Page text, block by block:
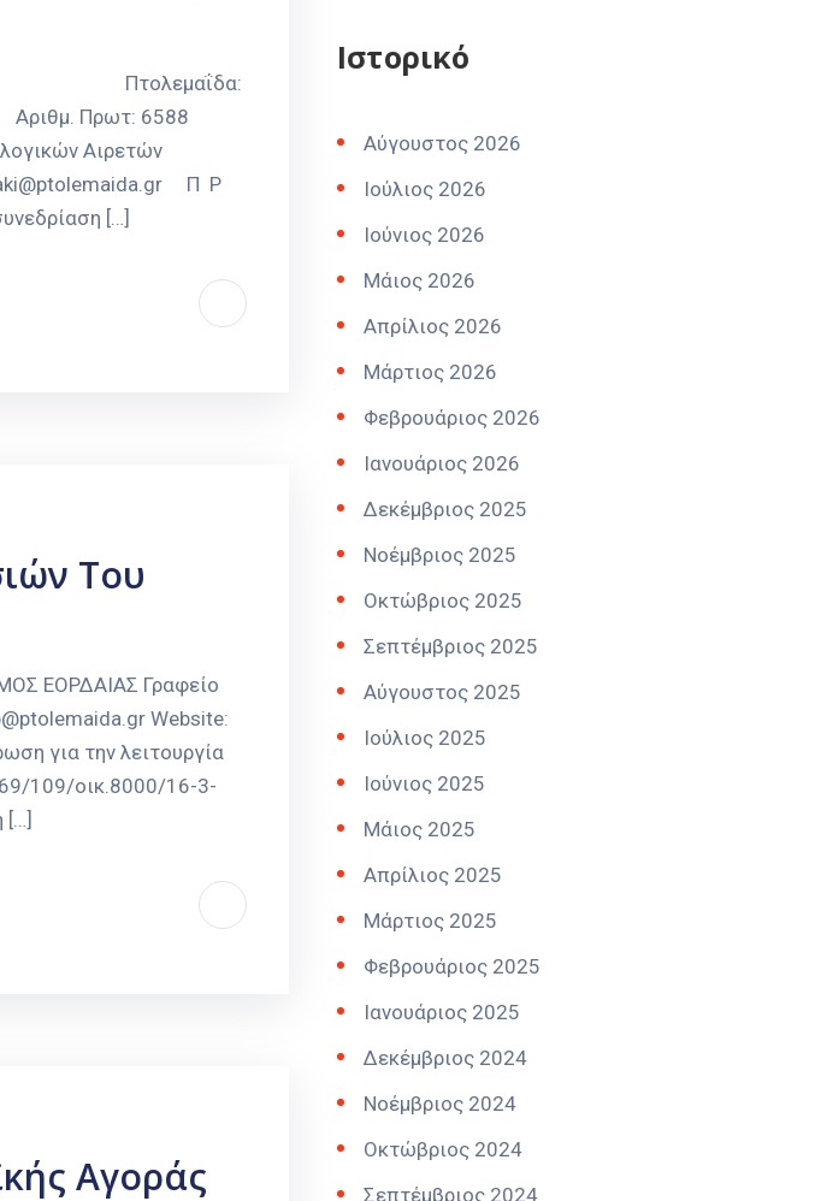
Πτολεμαΐδα:
6588
Αιρετών
Π Ρ
[…]
Του
ΕΟΡΔΑΙΑΣ Γραφείο
Website:
για την λειτουργία
109/οικ.8000/16-3-
[…]
Αγοράς
Ιστορικό
Αύγουστος 2026
Ιούλιος 2026
Ιούνιος 2026
Μάιος 2026
Απρίλιος 2026
Μάρτιος 2026
Φεβρουάριος 2026
Ιανουάριος 2026
Δεκέμβριος 2025
Νοέμβριος 2025
Οκτώβριος 2025
Σεπτέμβριος 2025
Αύγουστος 2025
Ιούλιος 2025
Ιούνιος 2025
Μάιος 2025
Απρίλιος 2025
Μάρτιος 2025
Φεβρουάριος 2025
Ιανουάριος 2025
Δεκέμβριος 2024
Νοέμβριος 2024
Οκτώβριος 2024
Σεπτέμβριος 2024